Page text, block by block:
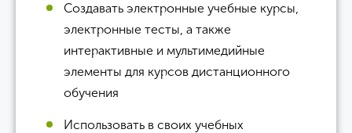
Создавать электронные учебные курсы,
электронные тесты, а также
интерактивные и мультимедийные
элементы для курсов дистанционного
обучения
Использовать в своих учебных